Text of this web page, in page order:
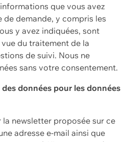
que vous avez
demande, y compris les
y avez indiquées, sont
du traitement de la
de suivi. Nous ne
sans votre consentement.
données pour les données
newsletter proposée sur ce
adresse e-mail ainsi que